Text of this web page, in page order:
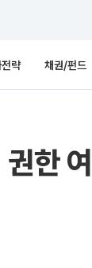
략 채권/펀드
한